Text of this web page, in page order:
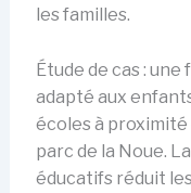
les familles.
Étude de cas :
adapté aux
écoles à
parc de la Noue.
éducatifs réduit